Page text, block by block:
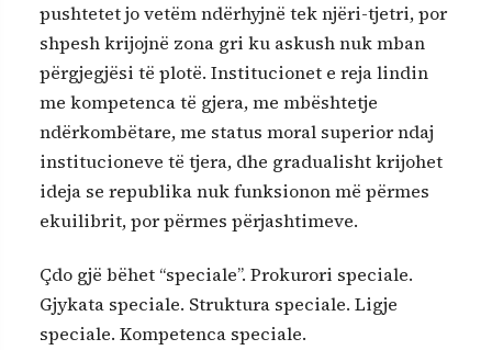
pushtetet jo vetëm ndërhyjnë tek njëri-tjetri, por
shpesh krijojnë zona gri ku askush nuk mban
përgjegjësi të plotë. Institucionet e reja lindin
me kompetenca të gjera, me mbështetje
ndërkombëtare, me status moral superior ndaj
institucioneve të tjera, dhe gradualisht krijohet
ideja se republika nuk funksionon më përmes
ekuilibrit, por përmes përjashtimeve.
Çdo gjë bëhet “speciale”. Prokurori speciale.
Gjykata speciale. Struktura speciale. Ligje
speciale. Kompetenca speciale.